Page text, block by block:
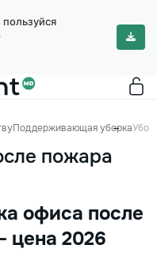
Поддерживающая уборка
пожара
офиса после
цена 2026